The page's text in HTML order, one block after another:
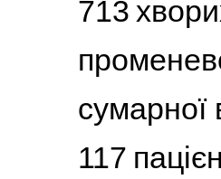
713
сумарної
117